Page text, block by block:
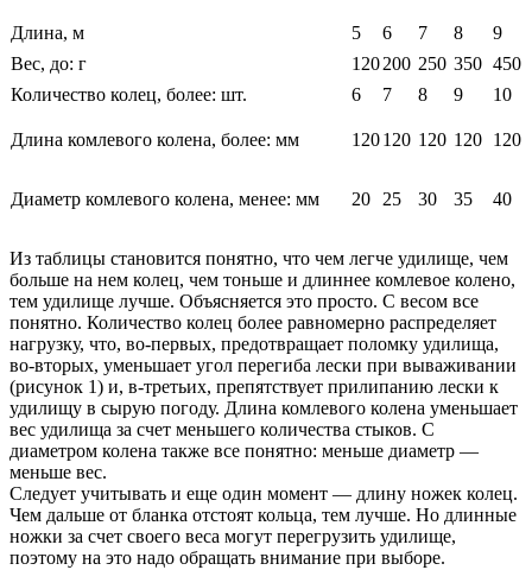
Длина, м 5 6 7 8
9
Вес, до: г
120200 250 350 450
Количество колец, более: шт.
6 7 8 9 10
Длина комлевого колена, более: мм 120120 120 120 120
Диаметр комлевого колена, менее: мм 20 25 30 35 40
Из таблицы становится понятно, что чем легче удилище, чем
больше на нем колец, чем тоньше и длиннее комлевое колено,
тем удилище лучше. Объясняется это просто. С весом все
понятно. Количество колец более равномерно распределяет
нагрузку, что, во-первых, предотвращает поломку удилища,
во-вторых, уменьшает угол перегиба лески при вываживании
(рисунок 1) и, в-третьих, препятствует прилипанию лески к
удилищу в сырую погоду. Длина комлевого колена уменьшает
вес удилища за счет меньшего количества стыков. С
диаметром колена также все понятно: меньше диаметр —
меньше вес.
Следует учитывать и еще один момент — длину ножек колец.
Чем дальше от бланка отстоят кольца, тем лучше. Но длинные
ножки за счет своего веса могут перегрузить удилище,
поэтому на это надо обращать внимание при выборе.